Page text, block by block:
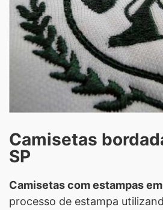
Camisetas
SP
Camisetas com estampas
processo de estampa